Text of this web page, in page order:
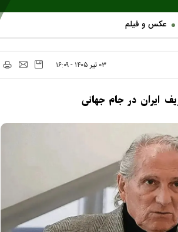
عکس و فیلم
۰۳ تير ۱۴۰۵ - ۱۶:۰۹
ایران در جام جهانی